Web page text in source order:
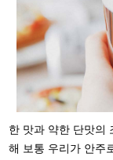
한 맛과 약한 단맛의
해 보통 우리가 안주